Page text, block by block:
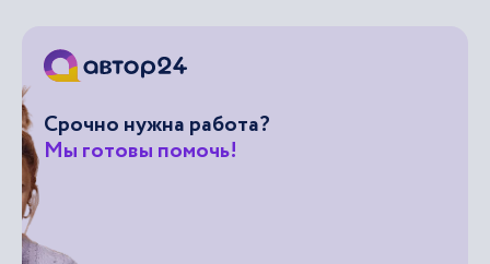
Срочно нужна работа?
Мы готовы помочь!